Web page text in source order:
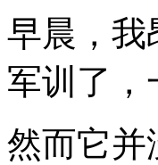
早晨，我
军训了，
然而它并